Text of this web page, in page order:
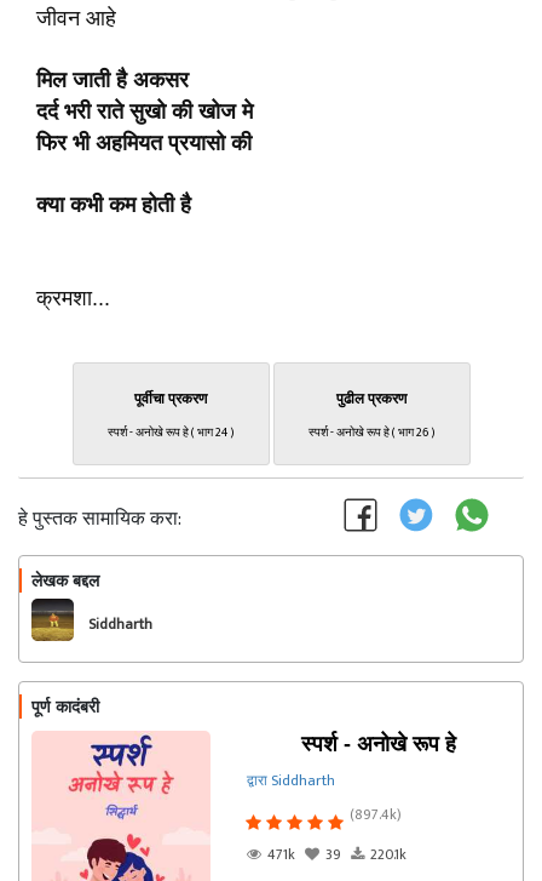
जीवन आहे
मिलजाती है अकसर
दर्दभरी राते सुखो कीखोजमे
फिरभी अहमियतप्रयासो की
क्या कभी कम होती है
क्रमशा...
पूर्वीचा प्रकरण
स्पर्श - अनोखे रूप हे ( भाग 24 )
पुढील प्रकरण
स्पर्श - अनोखे रूप हे ( भाग 26 )
हे पुस्तक सामायिक करा:
लेखक बद्दल
Siddharth
पूर्ण कादंबरी
स्पर्श - अनोखे रूप हे
द्वारा Siddharth
(897.4k)
471k
39 220.1k